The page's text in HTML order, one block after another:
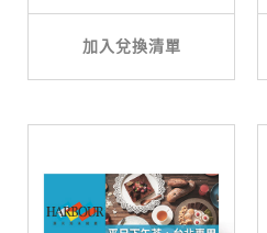
加入兌換清單